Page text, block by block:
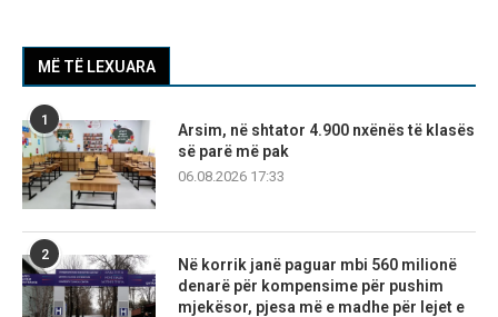
MË TË LEXUARA
1
Arsim, në shtator 4.900 nxënës të klasës
së parë më pak
06.08.2026 17:33
2
Në korrik janë paguar mbi 560 milionë
denarë për kompensime për pushim
mjekësor, pjesa më e madhe për lejet e